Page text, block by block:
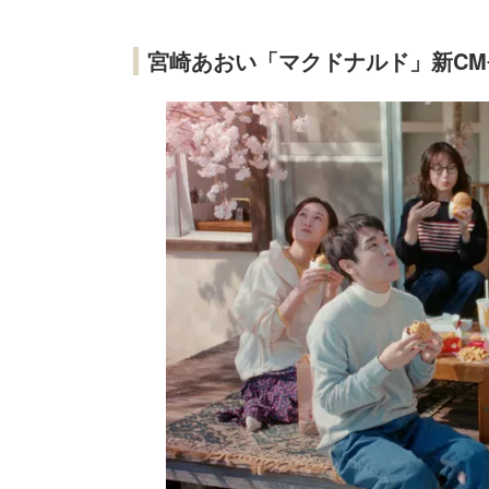
宮崎あおい「マクドナルド」新